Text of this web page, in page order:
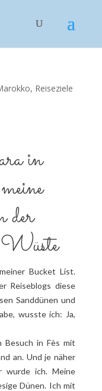
, Reiseziele
in
der
Wüste
Bucket List.
Reiseblogs diese
Sanddünen und
wusste ich: Ja,
Besuch in Fès mit
an. Und je näher
wurde ich. Meine
Dünen. Ich mit